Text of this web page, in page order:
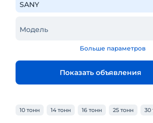
Модель
Больше параметров
Показать объявления
10 тонн 14 тонн 16 тонн 25 тонн 30